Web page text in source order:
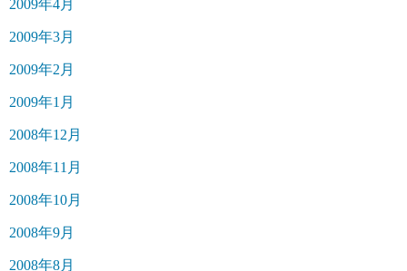
2009年4月
2009年3月
2009年2月
2009年1月
2008年12月
2008年11月
2008年10月
2008年9月
2008年8月